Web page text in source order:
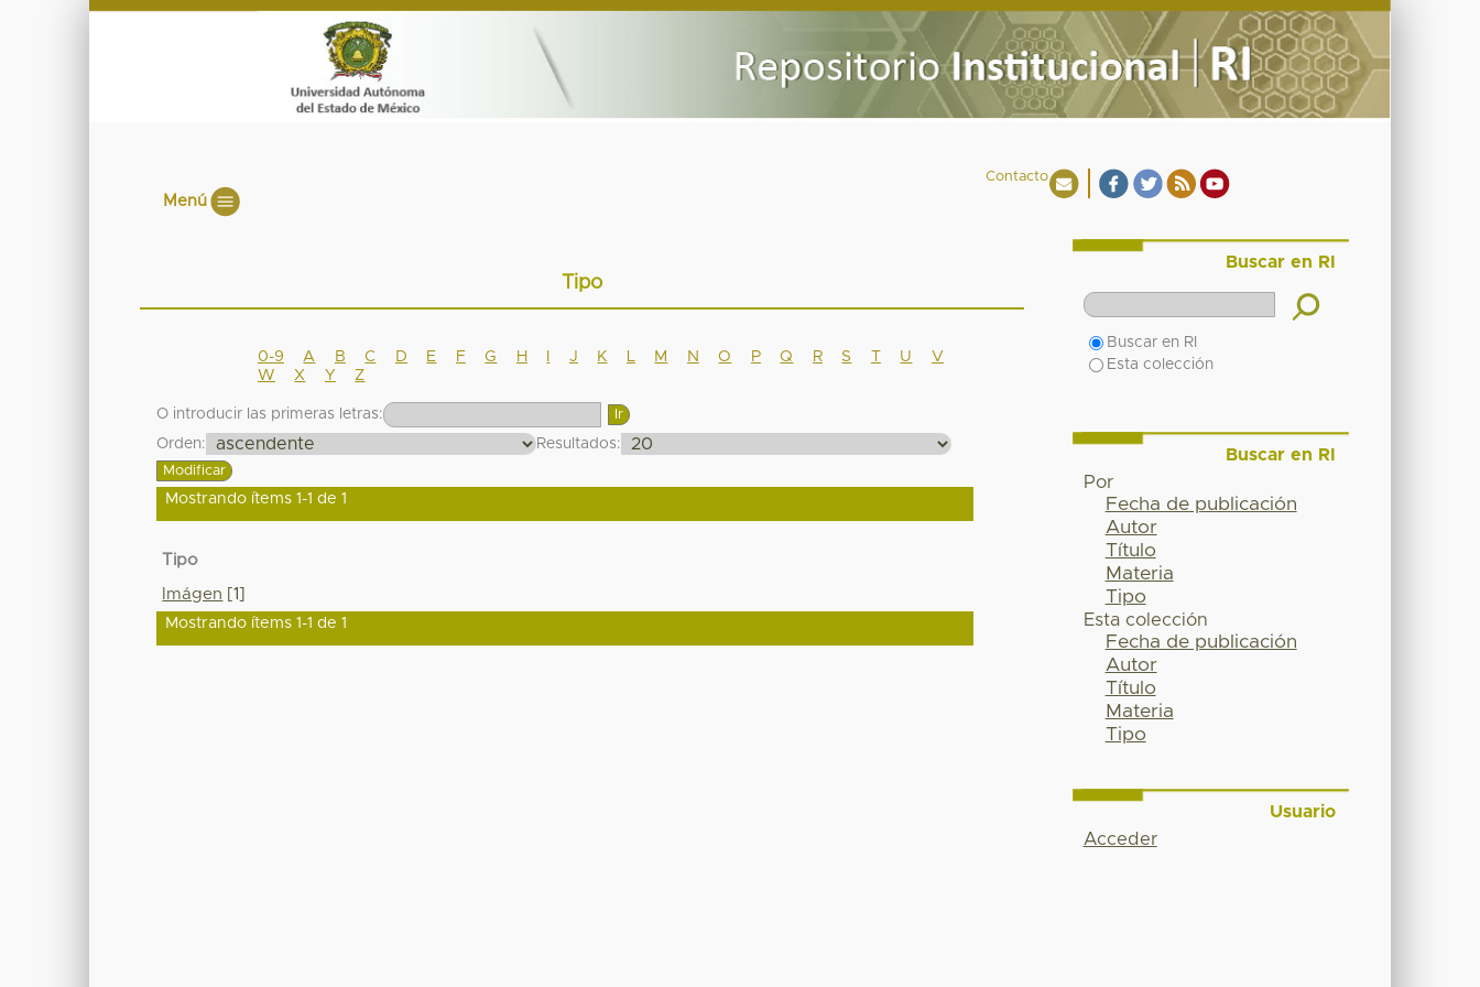
Contacto
Menú
Tipo
0-9 A B C D E F G H J K M N O P Q R S T U
V
W
X Y Z
O introducir las primeras letras:
Orden:
Resultados:
Mostrando ítems 1-1 de 1
Tipo
Imágen [1]
Mostrando ítems 1-1 de 1
Buscar en RI
Buscar en RI
Esta colección
Buscar en RI
Por
Fecha de publicación
Autor
Título
Materia
Tipo
Esta colección
Fecha de publicación
Autor
Título
Materia
Tipo
Usuario
Acceder